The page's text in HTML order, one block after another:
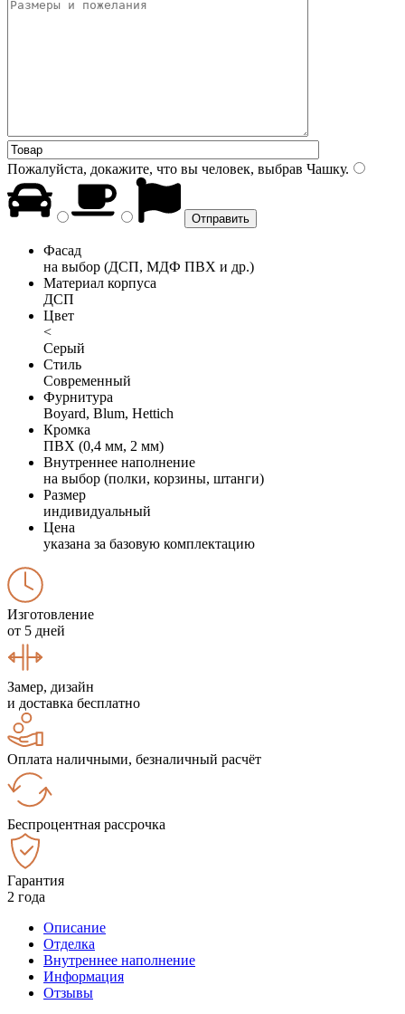
Пожалуйста, докажите, что вы человек, выбрав Чашку.
Фасад
на выбор (ДСП, МДФ ПВХ и др.)
Материал корпуса
ДСП
Цвет
<
Серый
Стиль
Современный
Фурнитура
Boyard, Blum, Hettich
Кромка
ПВХ (0,4 мм, 2 мм)
Внутреннее наполнение
на выбор (полки, корзины, штанги)
Размер
индивидуальный
Цена
указана за базовую комплектацию
Изготовление
от 5 дней
Замер, дизайн
и доставка бесплатно
Оплата наличными, безналичный расчёт
Беспроцентная рассрочка
Гарантия
2 года
Описание
Отделка
Внутреннее наполнение
Информация
Отзывы